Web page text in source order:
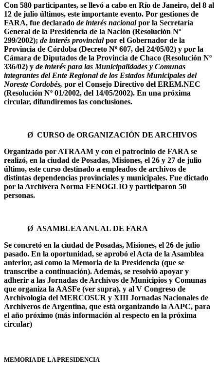
Con 580 participantes, se llevó a cabo en Río de Janeiro, del 8 al
12 de julio últimos, este importante evento. Por gestiones de
FARA, fue declarado de interés nacionalpor la Secretaría
General de la Presidencia de la Nación (Resolución Nº
299/2002); de interés provincialpor el Gobernador de la
Provincia de Córdoba (Decreto Nº 607, del 24/05/02) y por la
Cámara de Diputados de la Provincia de Chaco (Resolución Nº
336/02) y de interés para las Municipalidades y Comunas
integrantes del Ente Regional de los Estados Municipales del
Noreste Cordobés, por el Consejo Directivo del EREM.NEC
(Resolución Nº 01/2002, del 14/05/2002). En una próxima
circular, difundiremos las conclusiones.
Ø CURSO de ORGANIZACIÓN DE ARCHIVOS
Organizado por ATRAAM y con el patrocinio de FARA se
realizó, en la ciudad de Posadas, Misiones, el 26 y 27 de julio
último, este curso destinado a empleados de archivos de
distintas dependencias provinciales y municipales. Fue dictado
por la Archivera Norma FENOGLIO y participaron 50
personas.
Ø ASAMBLEA ANUAL DE FARA
Se concretó en la ciudad de Posadas, Misiones, el 26 de julio
pasado. En la oportunidad, se aprobó el Acta de la Asamblea
anterior, así como la Memoria de la Presidencia (que se
transcribe a continuación). Además, se resolvió apoyar y
adherir a las Jornadas de Archivos de Municipios y Comunas
que organiza la AASFe (ver supra), y al V Congreso de
Archivología del MERCOSUR y XIII Jornadas Nacionales de
Archiveros de Argentina, que está organizando la AAPC, para
el año próximo (más información al respecto en la próxima
circular)
MEMORIA DE LA PRESIDENCIA